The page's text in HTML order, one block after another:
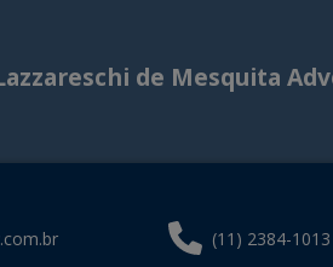
de Mesquita
(11) 2384-1013